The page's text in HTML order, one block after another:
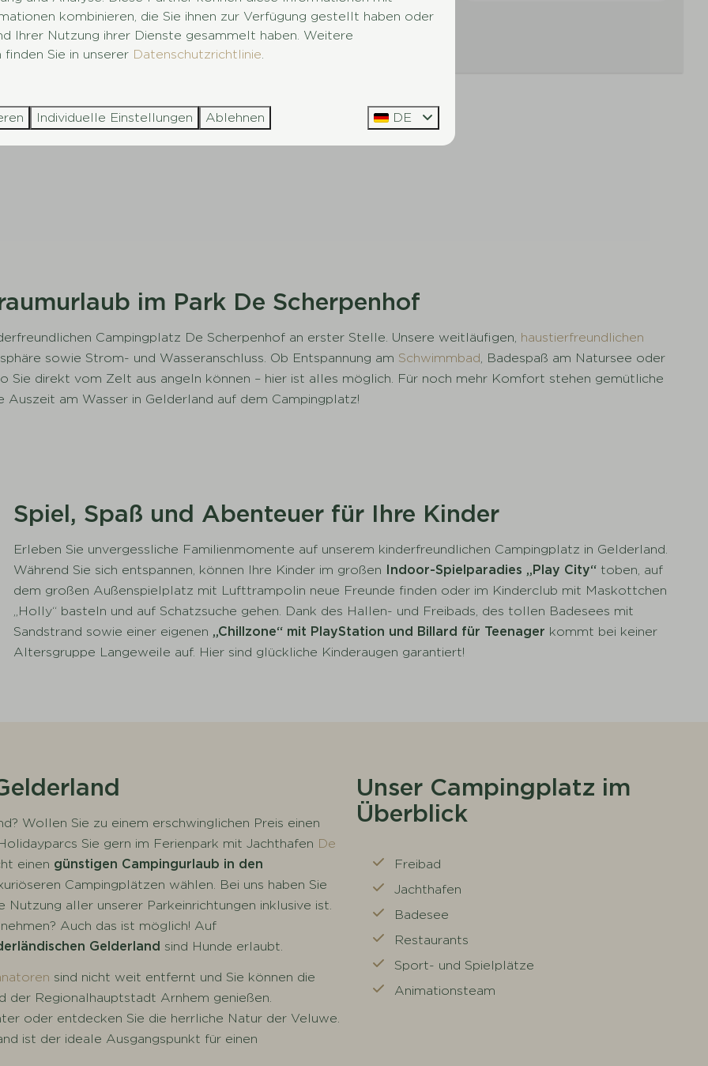
Mehr
im Park De Scherpenhof
Campingplatz De Scherpenhof an erster Stelle. Unsere weitläufigen, haustierfreundlichen
sowie Strom- und Wasseranschluss. Ob Entspannung am Schwimmbad , Badespaß am Natursee oder
Sie direkt vom Zelt aus angeln können – hier ist alles möglich. Für noch mehr Komfort stehen gemütliche
Auszeit am Wasser in Gelderland auf dem Campingplatz!
Spiel, Spaß und Abenteuer für Ihre Kinder
Erleben Sie unvergessliche Familienmomente auf unserem kinderfreundlichen Campingplatz in Gelderland.
Während Sie sich entspannen, können Ihre Kinder im großen Indoor-Spielparadies „Play City“ toben, auf
dem großen Außenspielplatz mit Lufttrampolin neue Freunde finden oder im Kinderclub mit Maskottchen
„Holly“ basteln und auf Schatzsuche gehen. Dank des Hallen- und Freibads, des tollen Badesees mit
Sandstrand sowie einer eigenen „Chillzone“ mit PlayStation und Billard für Teenager kommt bei keiner
Altersgruppe Langeweile auf. Hier sind glückliche Kinderaugen garantiert!
Wollen Sie zu einem erschwinglichen Preis einen
Sie gern im Ferienpark mit Jachthafen De
einen günstigen Campingurlaub in den
Campingplätzen wählen. Bei uns haben Sie
aller unserer Parkeinrichtungen inklusive ist.
Auch das ist möglich! Auf
Gelderland sind Hunde erlaubt.
sind nicht weit entfernt und Sie können die
der Regionalhauptstadt Arnhem genießen.
oder entdecken Sie die herrliche Natur der Veluwe.
ist der ideale Ausgangspunkt für einen
Unser Campingplatz im
Überblick
Freibad
Jachthafen
Badesee
Restaurants
Sport- und Spielplätze
Animationsteam
kombinieren, die Sie ihnen zur Verfügung gestellt haben oder
Ihrer Nutzung ihrer Dienste gesammelt haben. Weitere
Sie in unserer Datenschutzrichtlinie
Individuelle Einstellungen Ablehnen DE